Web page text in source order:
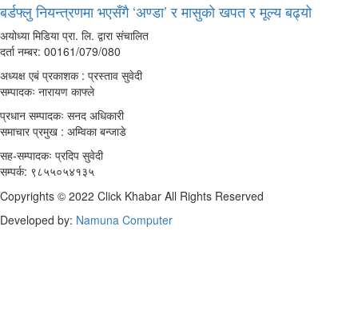
बर्डफ्लु नियन्त्रणमा भएसँगै ‘अण्डा’ र मासुको खपत र मूल्य बढ्यो
अयोध्या मिडिया प्रा. लि. द्वारा संचालित
दर्ता नम्बर: 00161/079/080
अध्यक्ष एबं प्रकाशक : प्रस्ताव सुवेदी
सम्पादकः नारायण काफ्ले
प्रधान सम्पादकः सनद अधिकारी
समाचार प्रमुख : अम्विका बन्जाडे
सह-सम्पादकः प्रदिप सुवेदी
सम्पर्क: ९८५५०५४१३५
Copyrights © 2022 Click Khabar All Rights Reserved
Developed by: Namuna Computer